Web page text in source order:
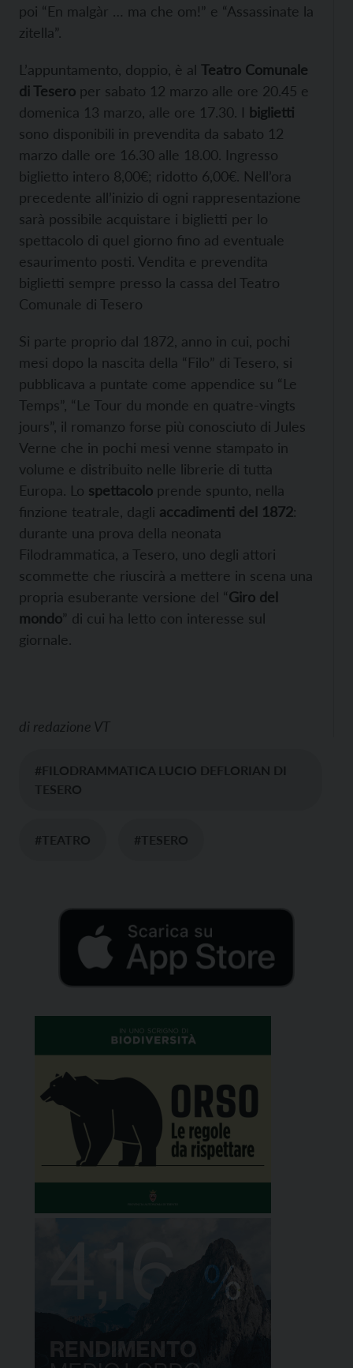
poi “En malgàr … ma che om!” e “Assassinate la
zitella”.
L’appuntamento, doppio, è al Teatro Comunale
di Tesero per sabato 12 marzo alle ore 20.45 e
domenica 13 marzo, alle ore 17.30. I biglietti
sono disponibili in prevendita da sabato 12
marzo dalle ore 16.30 alle 18.00. Ingresso
biglietto intero 8,00€; ridotto 6,00€. Nell’ora
precedente all’inizio di ogni rappresentazione
sarà possibile acquistare i biglietti per lo
spettacolo di quel giorno fino ad eventuale
esaurimento posti. Vendita e prevendita
biglietti sempre presso la cassa del Teatro
Comunale di Tesero
Si parte proprio dal 1872, anno in cui, pochi
mesi dopo la nascita della “Filo” di Tesero, si
pubblicava a puntate come appendice su “Le
Temps”, “Le Tour du monde en quatre-vingts
jours”, il romanzo forse più conosciuto di Jules
Verne che in pochi mesi venne stampato in
volume e distribuito nelle librerie di tutta
Europa. Lo spettacolo prende spunto, nella
finzione teatrale, dagli accadimenti del 1872:
durante una prova della neonata
Filodrammatica, a Tesero, uno degli attori
scommette che riuscirà a mettere in scena una
propria esuberante versione del “Giro del
mondo” di cui ha letto con interesse sul
giornale.
di redazione VT
#FILODRAMMATICA LUCIO DEFLORIAN DI
TESERO
#TEATRO #TESERO